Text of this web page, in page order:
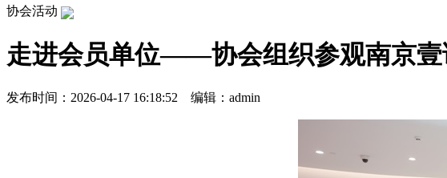
协会活动
走进会员单位——协会组织参观南京壹
发布时间：2026-04-17 16:18:52 编辑：admin